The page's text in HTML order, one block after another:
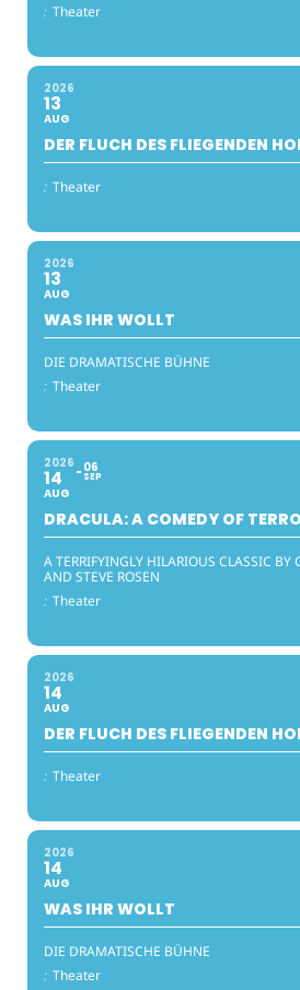
: Theater
2026
13
AUG
DER FLUCH DES FLIEGENDEN
: Theater
2026
13
AUG
WAS IHR WOLLT
DIE DRAMATISCHE BÜHNE
: Theater
2026
14
AUG
06
SEP
DRACULA: A COMEDY OF
A TERRIFYINGLY HILARIOUS CLASSIC BY
AND STEVE ROSEN
: Theater
2026
14
AUG
DER FLUCH DES FLIEGENDEN
: Theater
2026
14
AUG
WAS IHR WOLLT
DIE DRAMATISCHE BÜHNE
: Theater